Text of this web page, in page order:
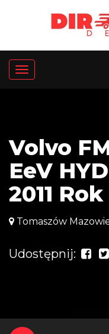
Volvo
EeV
2011 Rok
Tomaszów
Udostępnij: